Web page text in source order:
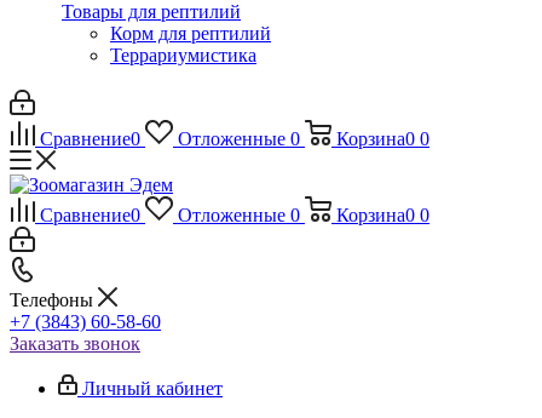
Товары для рептилий
Корм для рептилий
Террариумистика
Сравнение0 Отложенные 0 Корзина0 0
Сравнение0 Отложенные 0 Корзина0 0
Телефоны
+7 (3843) 60-58-60
Заказать звонок
Личный кабинет